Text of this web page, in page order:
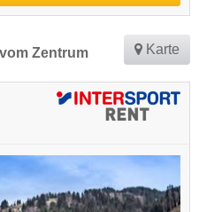
Zentrum Karte